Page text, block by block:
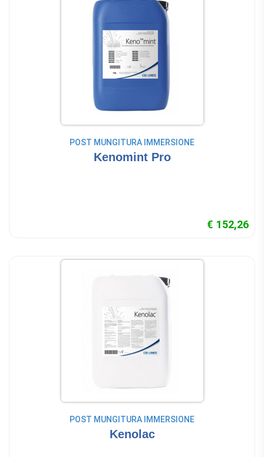
POST MUNGITURA IMMERSIONE
Kenomint Pro
€ 152,26
POST MUNGITURA IMMERSIONE
Kenolac